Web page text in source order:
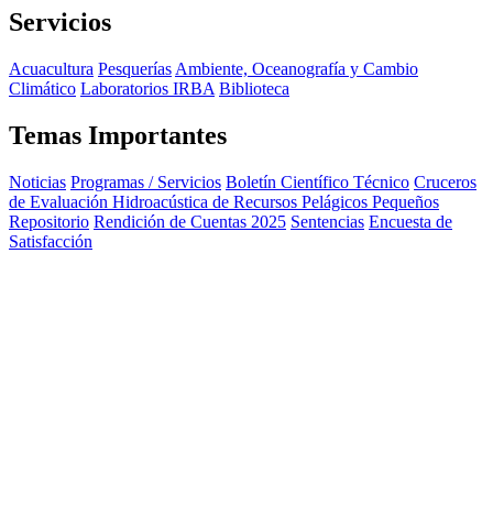
Servicios
Acuacultura Pesquerías Ambiente, Oceanografía y Cambio
Climático Laboratorios IRBA Biblioteca
Temas Importantes
Noticias Programas / Servicios Boletín Científico Técnico Cruceros
de Evaluación Hidroacústica de Recursos Pelágicos Pequeños
Repositorio Rendición de Cuentas 2025 Sentencias Encuesta de
Satisfacción